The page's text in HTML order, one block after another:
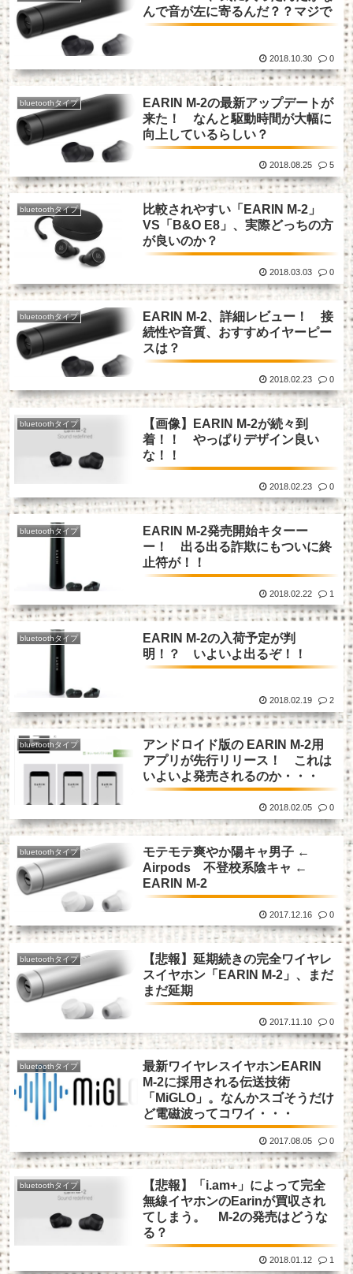
んで音が左に寄るんだ？？マジで
2018.10.30 0
bluetoothタイプ
EARIN M-2の最新アップデートが
来た！ なんと駆動時間が大幅に
向上しているらしい？
2018.08.25 5
bluetoothタイプ
比較されやすい「EARIN M-2」
VS「B&O E8」、実際どっちの方
が良いのか？
2018.03.03 0
bluetoothタイプ
EARIN M-2、詳細レビュー！ 接
続性や音質、おすすめイヤーピー
スは？
2018.02.23 0
bluetoothタイプ
【画像】EARIN M-2が続々到
着！！ やっぱりデザイン良い
な！！
2018.02.23 0
bluetoothタイプ
EARIN M-2発売開始キターー
ー！ 出る出る詐欺にもついに終
止符が！！
2018.02.22 1
bluetoothタイプ
EARIN M-2の入荷予定が判
明！？ いよいよ出るぞ！！
2018.02.19 2
bluetoothタイプ
アンドロイド版の EARIN M-2用
アプリが先行リリース！ これは
いよいよ発売されるのか・・・
2018.02.05 0
bluetoothタイプ
モテモテ爽やか陽キャ男子 ←
Airpods 不登校系陰キャ ←
EARIN M-2
2017.12.16 0
bluetoothタイプ
【悲報】延期続きの完全ワイヤレ
スイヤホン「EARIN M-2」、まだ
まだ延期
2017.11.10 0
bluetoothタイプ
最新ワイヤレスイヤホンEARIN
M-2に採用される伝送技術
「MiGLO」。なんかスゴそうだけ
ど電磁波ってコワイ・・・
2017.08.05 0
bluetoothタイプ
【悲報】「i.am+」によって完全
無線イヤホンのEarinが買収され
てしまう。 M-2の発売はどうな
る？
2018.01.12 1